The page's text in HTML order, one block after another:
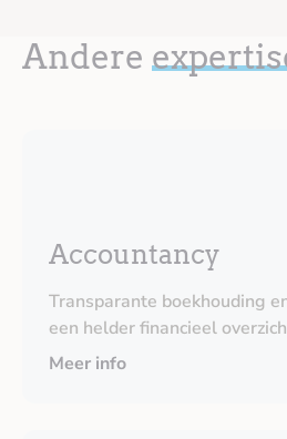
Andere
Accountancy
Transparante boekhouding
een helder financieel
Meer info